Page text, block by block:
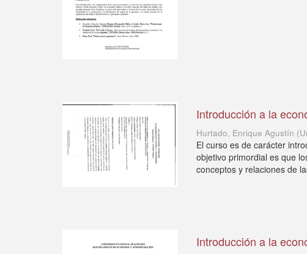
Introducción a la
Hurtado, Enrique Agustín (
El curso es de carácter
objetivo primordial es que
conceptos y relaciones de
Introducción a la